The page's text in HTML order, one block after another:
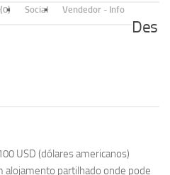
Social Vendedor - Info
Des
USD (dólares americanos)
alojamento partilhado onde pode